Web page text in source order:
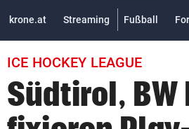
pin_drop
bookmark
krone.at Streaming Fußball
ICE HOCKEY LEAGUE
Südtirol, BW